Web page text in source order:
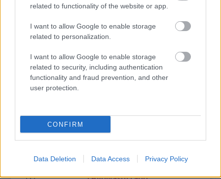
related to functionality of the website or app.
I want to allow Google to enable storage
related to personalization.
I want to allow Google to enable storage
related to security, including authentication
functionality and fraud prevention, and other
user protection.
CONFIRM
Data Deletion Data Access Privacy Policy
A bejegyzés trackback címe:
https://kulturpart.hu/api/trackback/id/7848974
A hozzászólások avonatkozó jogszabályokértelmében felhasználói tartalomnak
minősülnek, értük aszolgáltatás technikaiüzemeltetője semmilyen felelősséget
nem vállal, azokat nem ellenőrzi. Kifogás esetén forduljon a blog szerkesztőjéhez.
Részletek aFelhasználási feltételekben